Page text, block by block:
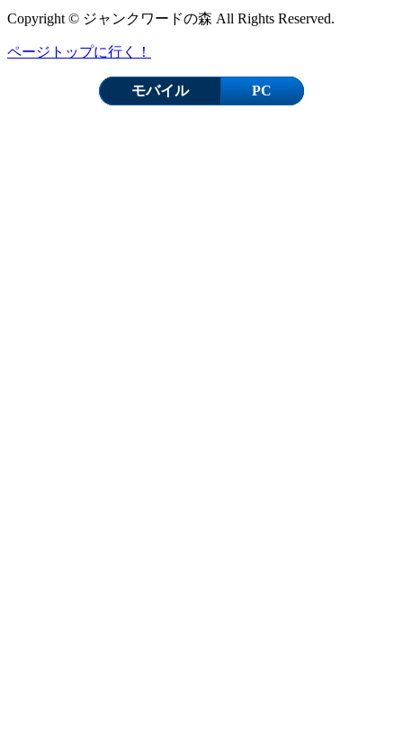
Copyright © ジャンクワードの森 All Rights Reserved.
ページトップに行く！
モバイル PC